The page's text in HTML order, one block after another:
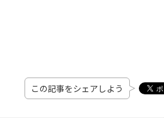
この記事をシェアしよう